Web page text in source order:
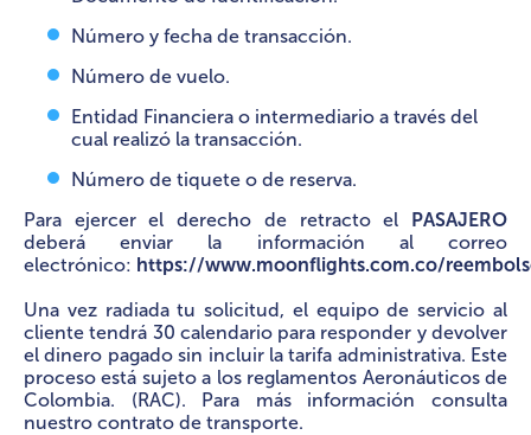
Número y fecha de transacción.
Número de vuelo.
Entidad Financiera o intermediario a través del
cual realizó la transacción.
Número de tiquete o de reserva.
Para ejercer el derecho de retracto el PASAJERO
deberá enviar la información al correo
electrónico: https://www.moonflights.com.co/
Una vez radiada tu solicitud, el equipo de servicio al
cliente tendrá 30 calendario para responder y devolver
el dinero pagado sin incluir la tarifa administrativa. Este
proceso está sujeto a los reglamentos Aeronáuticos de
Colombia. (RAC). Para más información consulta
nuestro contrato de transporte.